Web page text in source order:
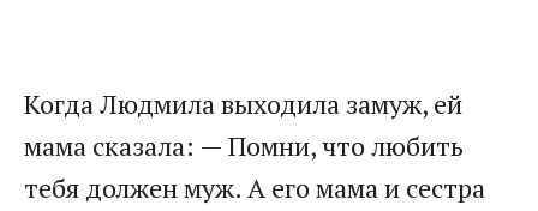
Когда Людмила выходила замуж, ей
мама сказала: — Помни, что любить
тебя должен муж. А его мама и сестра